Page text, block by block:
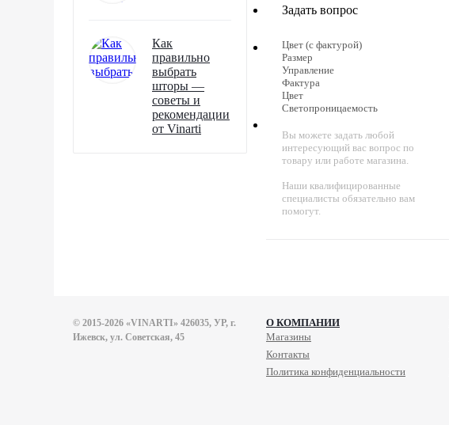
Как
правильно
выбрать
шторы —
советы и
рекомендации
от Vinarti
Задать вопрос
Цвет (с фактурой)
Размер
Управление
Фактура
Цвет
Светопроницаемость
Вы можете задать любой
интересующий вас вопрос по
товару или работе магазина.
Наши квалифицированные
специалисты обязательно вам
помогут.
© 2015-2026 «VINARTI» 426035, УР, г.
Ижевск, ул. Советская, 45
О КОМПАНИИ
Магазины
Контакты
Политика конфиденциальности